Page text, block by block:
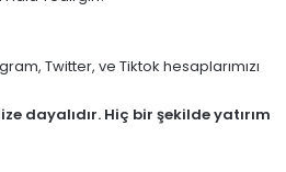
, Twitter, ve Tiktok hesaplarımızı
dayalıdır. Hiç bir şekilde yatırım